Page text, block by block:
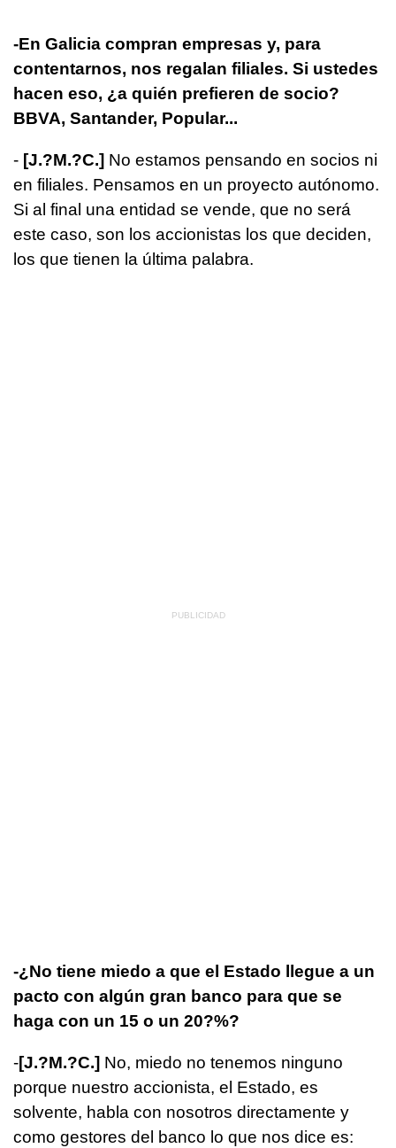
-En Galicia compran empresas y, para
contentarnos, nos regalan filiales. Si ustedes
hacen eso, ¿a quién prefieren de socio?
BBVA, Santander, Popular...
- [J.?M.?C.] No estamos pensando en socios ni
en filiales. Pensamos en un proyecto autónomo.
Si al final una entidad se vende, que no será
este caso, son los accionistas los que deciden,
los que tienen la última palabra.
-¿No tiene miedo a que el Estado llegue a un
pacto con algún gran banco para que se
haga con un 15 o un 20?%?
-[J.?M.?C.] No, miedo no tenemos ninguno
porque nuestro accionista, el Estado, es
solvente, habla con nosotros directamente y
como gestores del banco lo que nos dice es: